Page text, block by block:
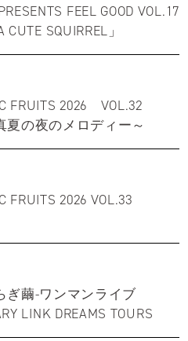
FEEL GOOD VOL.17
CUTE SQUIRREL」
FRUITS 2026 VOL.32
夏の夜のメロディー～
FRUITS 2026 VOL.33
ぎ繭-ワンマンライブ
LINK DREAMS TOURS